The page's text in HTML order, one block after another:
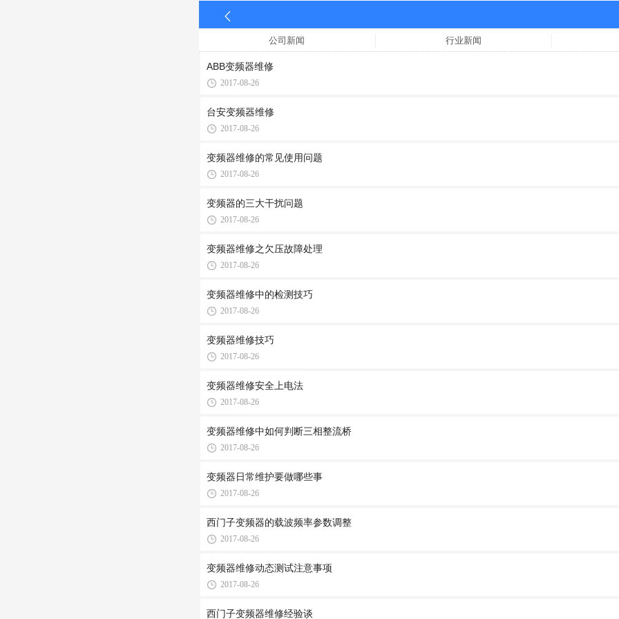
公司新闻 行业新闻
ABB变频器维修
2017-08-26
台安变频器维修
2017-08-26
变频器维修的常见使用问题
2017-08-26
变频器的三大干扰问题
2017-08-26
变频器维修之欠压故障处理
2017-08-26
变频器维修中的检测技巧
2017-08-26
变频器维修技巧
2017-08-26
变频器维修安全上电法
2017-08-26
变频器维修中如何判断三相整流桥
2017-08-26
变频器日常维护要做哪些事
2017-08-26
西门子变频器的载波频率参数调整
2017-08-26
变频器维修动态测试注意事项
2017-08-26
西门子变频器维修经验谈